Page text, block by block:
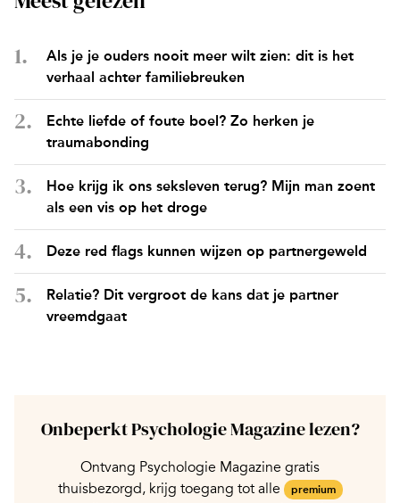
Als je je ouders nooit meer wilt zien: dit is het
verhaal achter familiebreuken
Echte liefde of foute boel? Zo herken je
traumabonding
Hoe krijg ik ons seksleven terug? Mijn man zoent
als een vis op het droge
Deze red flags kunnen wijzen op partnergeweld
Relatie? Dit vergroot de kans dat je partner
vreemdgaat
Onbeperkt Psychologie Magazine lezen?
Ontvang Psychologie Magazine gratis
thuisbezorgd, krijg toegang tot alle
premium